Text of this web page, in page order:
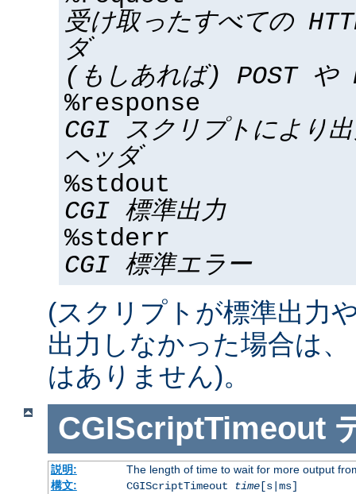
受け取ったすべての
ダ
(もしあれば) POST や
%response
CGI スクリプトにより
ヘッダ
%stdout
CGI 標準出力
%stderr
CGI 標準エラー
(スクリプトが標準出力
出力しなかった場合は
はありません)。
CGIScriptTimeout
説明:
The length of time to wait for more output
構文:
CGIScriptTimeout time[s|ms]